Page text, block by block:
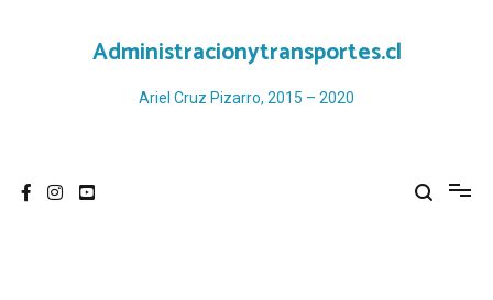
Administracionytransportes.cl
Ariel Cruz Pizarro, 2015 – 2020